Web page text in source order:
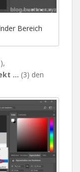
Bereich
… (3) den